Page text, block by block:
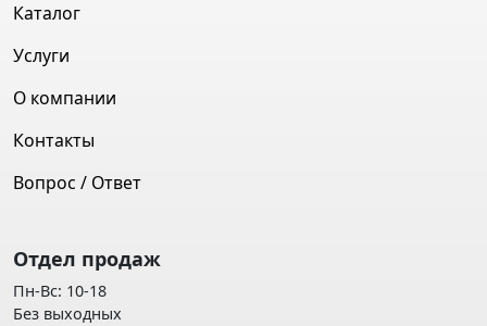
Каталог
Услуги
О компании
Контакты
Вопрос / Ответ
Отдел продаж
Пн-Вс: 10-18
Без выходных